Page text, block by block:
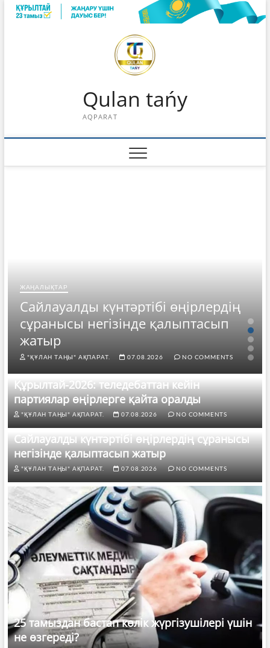
Skip
Qulan tańy
AQPARAT
ЖАҢАЛЫҚТАР
Сайлауалды күнтәртібі өңірлердің
сұранысы негізінде қалыптасып
жатыр
"ҚҰЛАН ТАҢЫ" АҚПАРАТ. 07.08.2026 NO COMMENTS
Құрылтай-2026: теледебаттан кейін
партиялар өңірлерге қайта оралды
"ҚҰЛАН ТАҢЫ" АҚПАРАТ. 07.08.2026 NO COMMENTS
Сайлауалды күнтәртібі өңірлердің сұранысы
негізінде қалыптасып жатыр
"ҚҰЛАН ТАҢЫ" АҚПАРАТ. 07.08.2026 NO COMMENTS
25 тамыздан бастап көлік жүргізушілері үшін
не өзгереді?